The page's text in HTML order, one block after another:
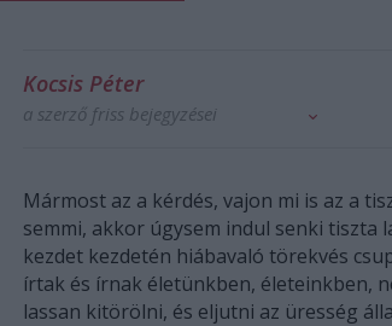
Kocsis Péter
a szerző friss bejegyzései
Mármost az a kérdés, vajon mi is az a
semmi, akkor úgysem indul senki tiszta
kezdet kezdetén hiábavaló törekvés
írtak és írnak életünkben, életeinkben,
lassan kitörölni, és eljutni az üresség